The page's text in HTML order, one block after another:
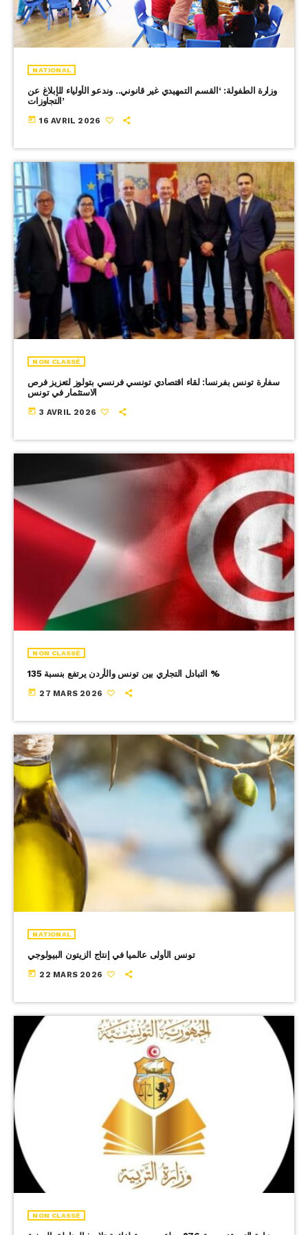
NATIONAL
وزارة الطفولة: ‘القسم التمهيدي غير قانوني.. وندعو الأولياء للإبلاغ عن
التجاوزات’
today 16 AVRIL 2026
NON CLASSÉ
سفارة تونس بفرنسا: لقاء اقتصادي تونسي فرنسي بتولوز لتعزيز فرص
الاستثمار في تونس
today 3 AVRIL 2026
NON CLASSÉ
التبادل التجاري بين تونس والأردن يرتفع بنسبة 135 %
today 27 MARS 2026
NATIONAL
تونس الأولى عالميا في إنتاج الزيتون البيولوجي
today 22 MARS 2026
NON CLASSÉ